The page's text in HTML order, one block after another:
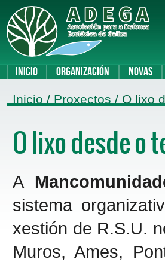
Inicio Organización Novas
Inicio / Proxectos / O lixo
O lixo desde o
A
sistema
xestión de R.S.U.
Muros, Ames,